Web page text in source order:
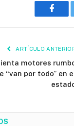
ARTÍCULO
motores
“van por todo” en